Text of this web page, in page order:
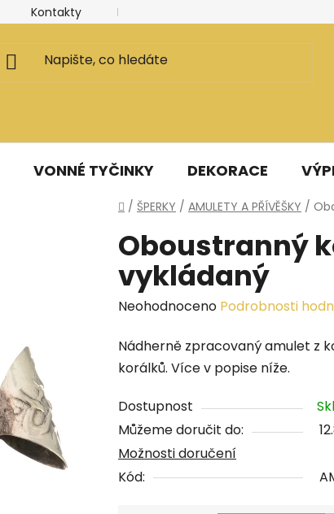
Kontakty Kancelář a ateliér
VONNÉ TYČINKY DEKORACE
Domů
/ ŠPERKY / AMULETY A PŘÍVĚŠKY /
Oboustranný
vykládaný
Průměrné
produktu
je
z
5
hvězdiček.
Neohodnoceno Podrobnosti
Nádherně zpracovaný amulet z
korálků. Více v popise níže.
Dostupnost
Můžeme doručit do:
Možnosti doručení
Kód: